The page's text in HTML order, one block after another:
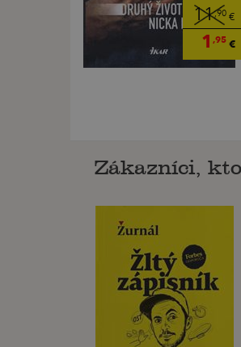
11,90€
1 ,95€
Zákazníci,